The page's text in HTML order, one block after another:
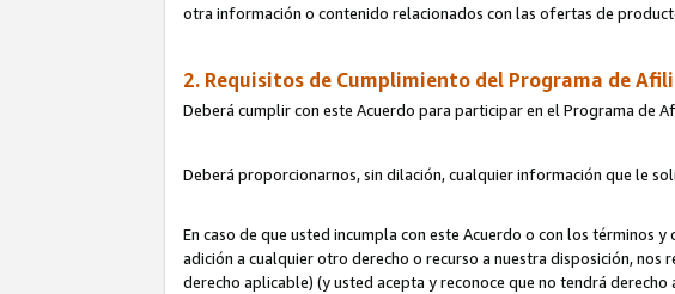
otra información o contenido relacionados con las ofertas de
2. Requisitos de Cumplimiento del Programa de
Deberá cumplir con este Acuerdo para participar en el Programa de
Deberá proporcionarnos, sin dilación, cualquier información que le
En caso de que usted incumpla con este Acuerdo o con los términos
adición a cualquier otro derecho o recurso a nuestra disposición,
derecho aplicable) (y usted acepta y reconoce que no tendrá